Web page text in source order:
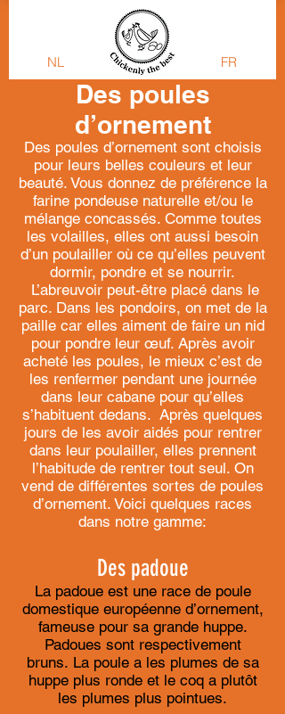
NL FR
Des poules
d’ornement
Des poules d’ornement sont choisis
pour leurs belles couleurs et leur
beauté. Vous donnez de préférence la
farine pondeuse naturelle et/ou le
mélange concassés. Comme toutes
les volailles, elles ont aussi besoin
d’un poulailler où ce qu’elles peuvent
dormir, pondre et se nourrir.
L’abreuvoir peut-être placé dans le
parc. Dans les pondoirs, on met de la
paille car elles aiment de faire un nid
pour pondre leur œuf. Après avoir
acheté les poules, le mieux c’est de
les renfermer pendant une journée
dans leur cabane pour qu’elles
s’habituent dedans. Après quelques
jours de les avoir aidés pour rentrer
dans leur poulailler, elles prennent
l’habitude de rentrer tout seul. On
vend de différentes sortes de poules
d’ornement. Voici quelques races
dans notre gamme:
​Des padoue
La padoue est une race de poule
domestique européenne d’ornement,
fameuse pour sa grande huppe.
Padoues sont respectivement
bruns. La poule a les plumes de sa
huppe plus ronde et le coq a plutôt
les plumes plus pointues.